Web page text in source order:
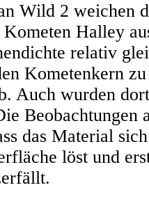
Wild 2 weichen
Kometen Halley
relativ
Kometenkern
Auch wurden
Beobachtungen
das Material
löst und